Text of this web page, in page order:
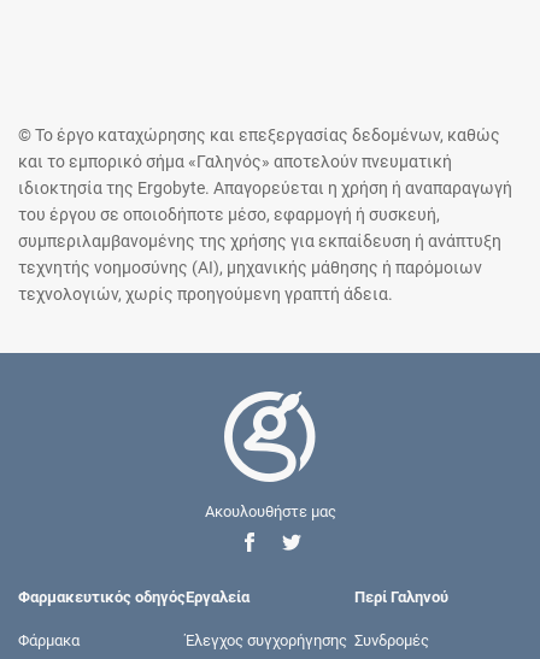
© Το έργο καταχώρησης και επεξεργασίας δεδομένων, καθώς
και το εμπορικό σήμα «Γαληνός» αποτελούν πνευματική
ιδιοκτησία της Ergobyte. Απαγορεύεται η χρήση ή αναπαραγωγή
του έργου σε οποιοδήποτε μέσο, εφαρμογή ή συσκευή,
συμπεριλαμβανομένης της χρήσης για εκπαίδευση ή ανάπτυξη
τεχνητής νοημοσύνης (AI), μηχανικής μάθησης ή παρόμοιων
τεχνολογιών, χωρίς προηγούμενη γραπτή άδεια.
Ακουλουθήστε μας
Φαρμακευτικός οδηγός
Φάρμακα
Εργαλεία
Έλεγχος συγχορήγησης
Περί Γαληνού
Συνδρομές